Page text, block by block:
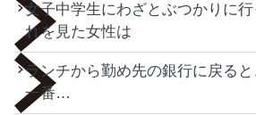
女子中学生にわざとぶつかりに
れを見た女性は
ランチから勤め先の銀行に戻る
一番…